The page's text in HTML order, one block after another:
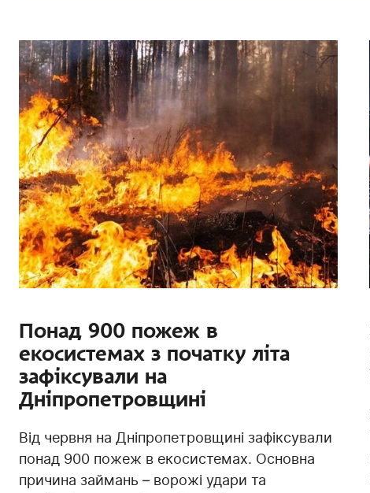
Понад 900 пожеж в
екосистемах з початку літа
зафіксували на
Дніпропетровщині
Від червня на Дніпропетровщині зафіксували
понад 900 пожеж в екосистемах. Основна
причина займань – ворожі удари та